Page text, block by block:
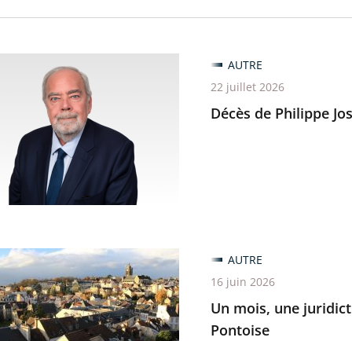
Décès de Philippe
AUTRE
22 juillet 2026
Un mois, une
Pontoise
AUTRE
16 juin 2026